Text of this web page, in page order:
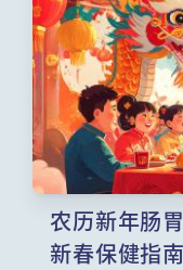
农历新年肠
新春保健指南